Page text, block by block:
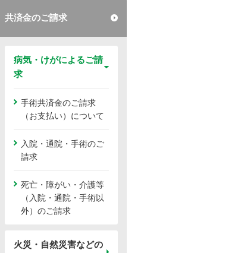
共済金のご請求
病気・けがによるご請
求
手術共済金のご請求
（お支払い）について
入院・通院・手術のご
請求
死亡・障がい・介護等
（入院・通院・手術以
外）のご請求
火災・自然災害などの